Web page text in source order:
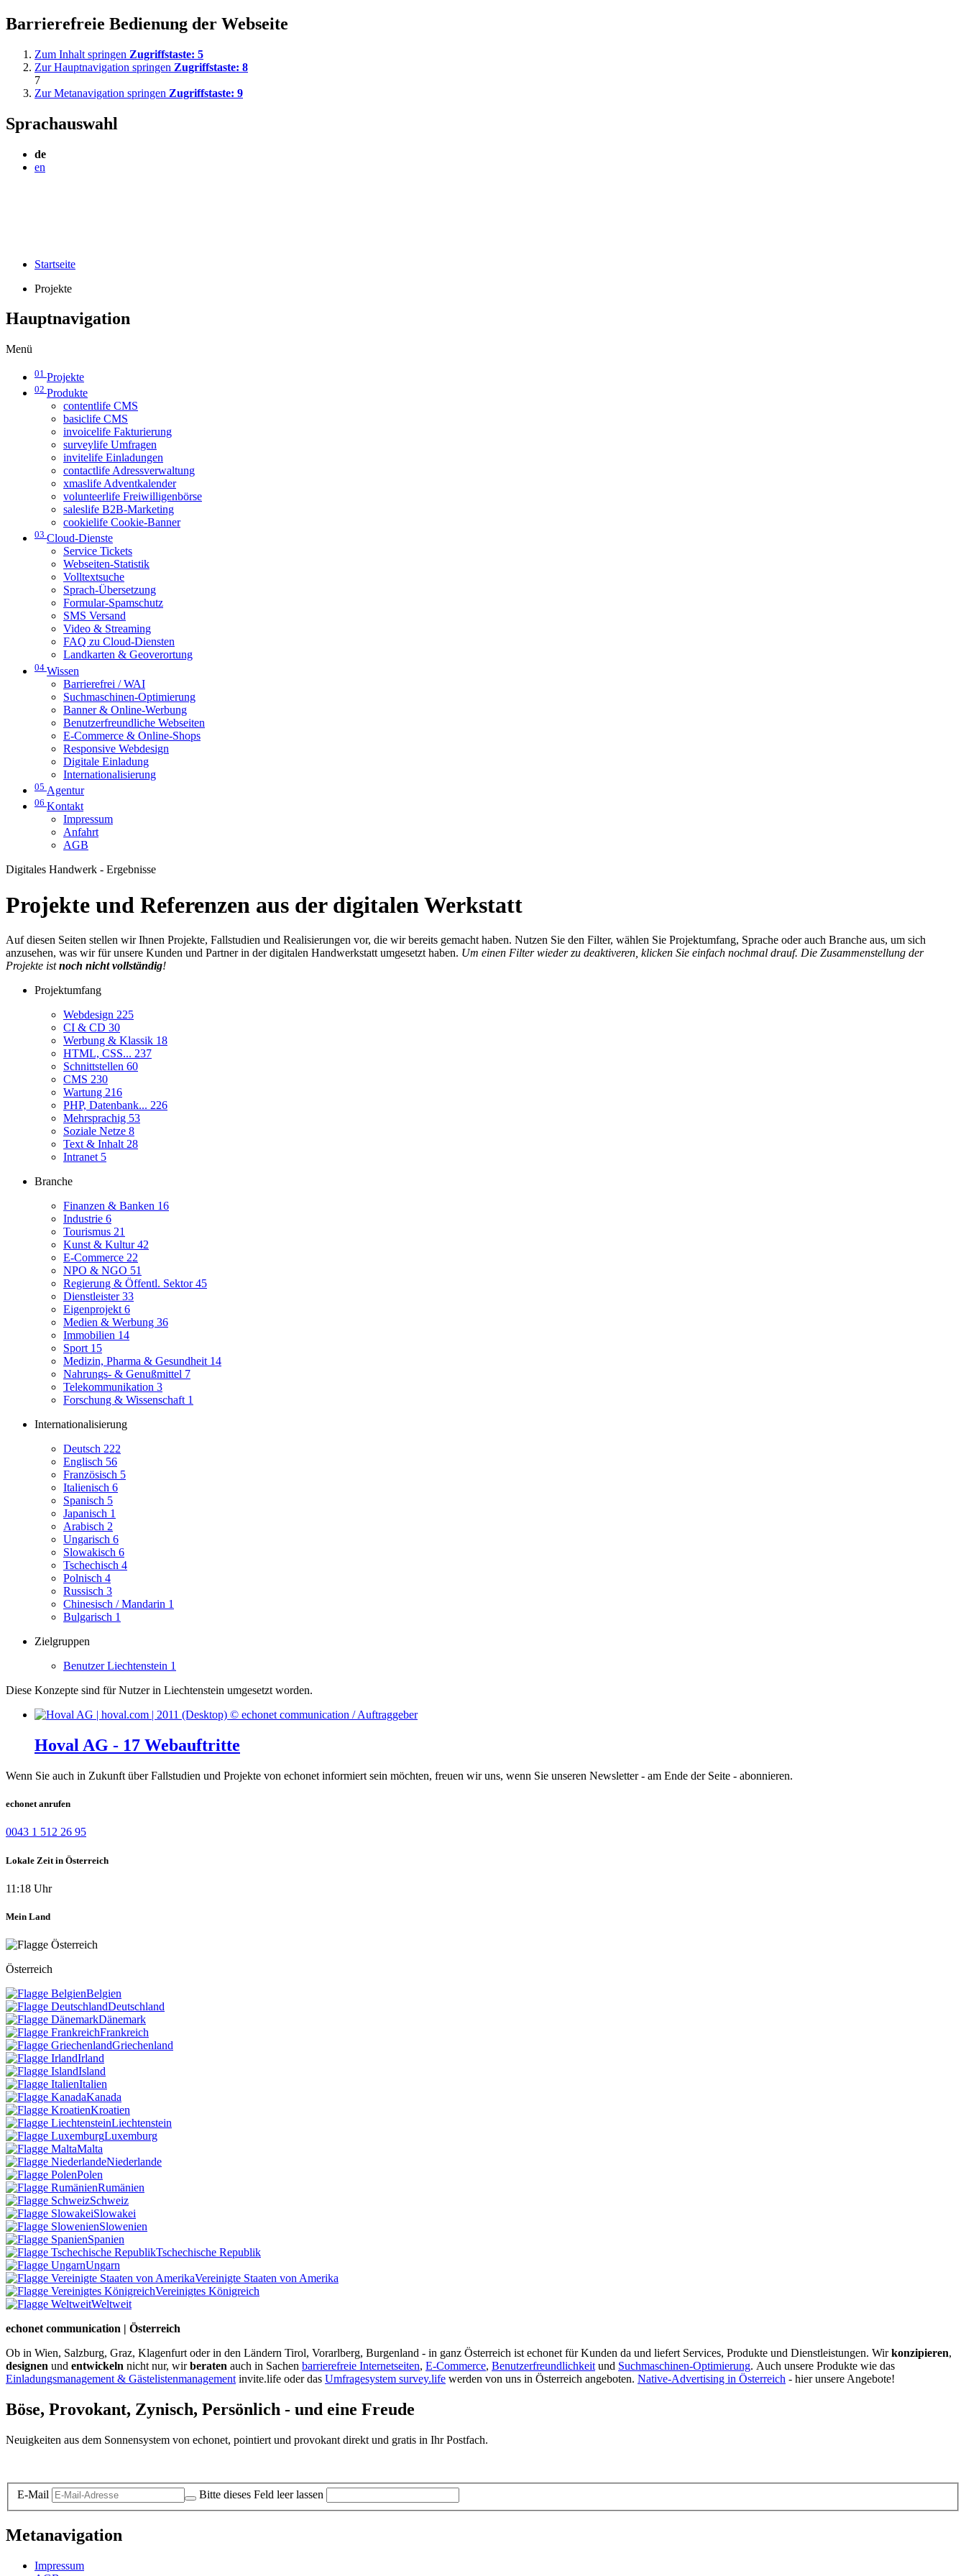
Barrierefreie Bedienung der Webseite
Zum Inhalt springen Zugriffstaste: 5
Zur Hauptnavigation springen Zugriffstaste: 8
7
Zur Metanavigation springen Zugriffstaste: 9
Sprachauswahl
de
en
Startseite
Projekte
Hauptnavigation
Menü
01 Projekte
02 Produkte
contentlife CMS
basiclife CMS
invoicelife Fakturierung
surveylife Umfragen
invitelife Einladungen
contactlife Adressverwaltung
xmaslife Adventkalender
volunteerlife Freiwilligenbörse
saleslife B2B-Marketing
cookielife Cookie-Banner
03 Cloud-Dienste
Service Tickets
Webseiten-Statistik
Volltextsuche
Sprach-Übersetzung
Formular-Spamschutz
SMS Versand
Video & Streaming
FAQ zu Cloud-Diensten
Landkarten & Geoverortung
04 Wissen
Barrierefrei / WAI
Suchmaschinen-Optimierung
Banner & Online-Werbung
Benutzerfreundliche Webseiten
E-Commerce & Online-Shops
Responsive Webdesign
Digitale Einladung
Internationalisierung
05 Agentur
06 Kontakt
Impressum
Anfahrt
AGB
Digitales Handwerk - Ergebnisse
Projekte und Referenzen aus der digitalen Werkstatt
Auf diesen Seiten stellen wir Ihnen Projekte, Fallstudien und Realisierungen vor, die wir bereits gemacht haben. Nutzen Sie den Filter, wählen Sie Projektumfang, Sprache oder auch Branche aus, um sich
anzusehen, was wir für unsere Kunden und Partner in der digitalen Handwerkstatt umgesetzt haben. Um einen Filter wieder zu deaktiveren, klicken Sie einfach nochmal drauf. Die Zusammenstellung der
Projekte istnoch nicht vollständig!
Projektumfang
Webdesign 225
CI & CD 30
Werbung & Klassik 18
HTML, CSS... 237
Schnittstellen 60
CMS 230
Wartung 216
PHP, Datenbank... 226
Mehrsprachig 53
Soziale Netze 8
Text & Inhalt 28
Intranet 5
Branche
Finanzen & Banken 16
Industrie 6
Tourismus 21
Kunst & Kultur42
E-Commerce 22
NPO & NGO 51
Regierung & Öffentl. Sektor45
Dienstleister33
Eigenprojekt 6
Medien & Werbung 36
Immobilien 14
Sport 15
Medizin, Pharma & Gesundheit 14
Nahrungs- & Genußmittel 7
Telekommunikation 3
Forschung & Wissenschaft 1
Internationalisierung
Deutsch 222
Englisch 56
Französisch 5
Italienisch 6
Spanisch 5
Japanisch 1
Arabisch 2
Ungarisch 6
Slowakisch 6
Tschechisch 4
Polnisch 4
Russisch 3
Chinesisch / Mandarin 1
Bulgarisch 1
Zielgruppen
Benutzer Liechtenstein 1
Diese Konzepte sind für Nutzer in Liechtenstein umgesetzt worden.
Hoval AG - 17 Webauftritte
Wenn Sie auch in Zukunft über Fallstudien und Projekte von echonet informiert sein möchten, freuen wir uns, wenn Sie unseren Newsletter - am Ende der Seite - abonnieren.
echonet anrufen
0043 1 512 26 95
Lokale Zeit in Österreich
11:18 Uhr
Mein Land
Österreich
Belgien
Deutschland
Dänemark
Frankreich
Griechenland
Irland
Island
Italien
Kanada
Kroatien
Liechtenstein
Luxemburg
Malta
Niederlande
Polen
Rumänien
Schweiz
Slowakei
Slowenien
Spanien
Tschechische Republik
Ungarn
Vereinigte Staaten von Amerika
Vereinigtes Königreich
Weltweit
echonet communication | Österreich
Ob in Wien, Salzburg, Graz, Klagenfurt oder in den Ländern Tirol, Vorarlberg, Burgenland - in ganz Österreich ist echonet für Kunden da und liefert Services, Produkte und Dienstleistungen. Wirkonzipieren,
designen und entwickeln nicht nur, wirberaten auch in Sachen barrierefreie Internetseiten, E-Commerce, Benutzerfreundlichkeit und Suchmaschinen-Optimierung. Auch unsere Produkte wie das
Einladungsmanagement & Gästelistenmanagement invite.life oder das Umfragesystem survey.life werden von uns in Österreich angeboten. Native-Advertising in Österreich - hier unsere Angebote!
Böse, Provokant, Zynisch, Persönlich - und eine Freude
Neuigkeiten aus dem Sonnensystem von echonet, pointiert und provokant direkt und gratis in Ihr Postfach.
E-Mail Bitte dieses Feld leer lassen
Metanavigation
Impressum